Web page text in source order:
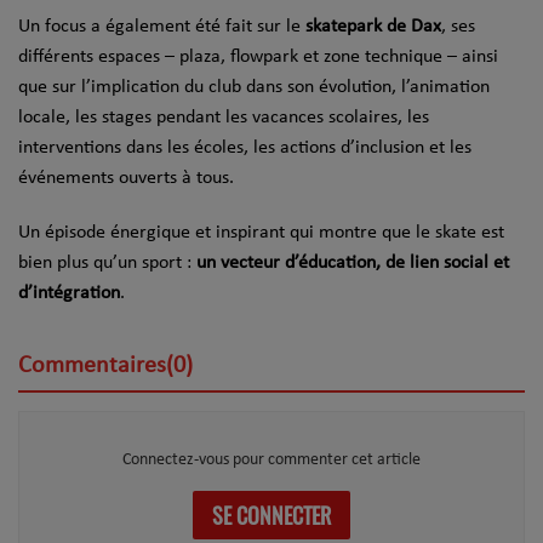
Un focus a également été fait sur le skatepark de Dax, ses
différents espaces – plaza, flowpark et zone technique – ainsi
que sur l’implication du club dans son évolution, l’animation
locale, les stages pendant les vacances scolaires, les
interventions dans les écoles, les actions d’inclusion et les
événements ouverts à tous.
Un épisode énergique et inspirant qui montre que le skate est
bien plus qu’un sport : un vecteur d’éducation, de lien social et
d’intégration.
Commentaires(0)
Connectez-vous pour commenter cet article
SE CONNECTER